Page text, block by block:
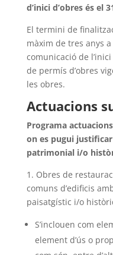
d’inici d’obres és el
El termini de
màxim de tres anys
comunicació de
de permís d’obres
les obres.
Actuacions
Programa
on es pugui
patrimonial i/o
1. Obres de
comuns d’edificis
paisatgístic i/o
S’inclouen com
element d’ús o